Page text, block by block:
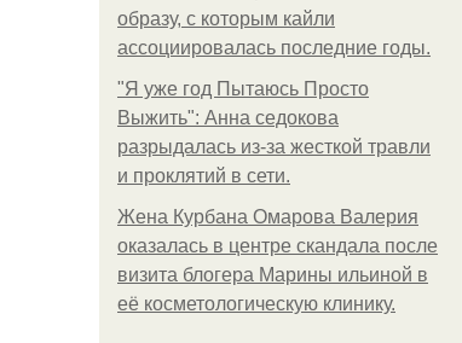
образу, с которым кайли
ассоциировалась последние годы.
"Я уже год Пытаюсь Просто
Выжить": Анна седокова
разрыдалась из-за жесткой травли
и проклятий в сети.
Жена Курбана Омарова Валерия
оказалась в центре скандала после
визита блогера Марины ильиной в
её косметологическую клинику.